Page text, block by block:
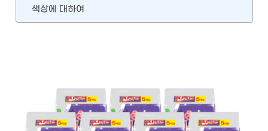
색상에 대하여